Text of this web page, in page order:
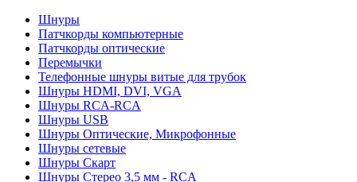
Шнуры
Патчкорды компьютерные
Патчкорды оптические
Перемычки
Телефонные шнуры витые для трубок
Шнуры HDMI, DVI, VGA
Шнуры RCA-RCA
Шнуры USB
Шнуры Оптические, Микрофонные
Шнуры сетевые
Шнуры Скарт
Шнуры Стерео 3,5 мм - RCA